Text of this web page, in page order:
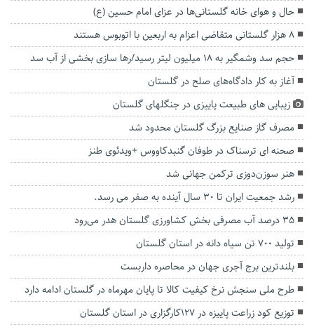
حال و هوای خانه‌ گلستانی‌ها در عزای امام حسین (ع)
۸ هزار گلستانی متقاضی اعزام به اربعین با اتوبوس هستند
حجم سد وشمگیر به ۱۸ میلیون لیتر رسید/رها سازی بخشی از آب سد
آغاز به کار دادگاه‌های صلح در گلستان
زیبایی های طبیعت پاییزی در جنگلهای گلستان
مصرف گاز صنایع بزرگ گلستان محدود شد
صحنه ای ترسناک در طوفان گنبدکاووس +ویدئوی طنز
هنر سوزن‌دوزی ترکمن جهانی شد
رشد جمعیت ایران تا ۳۰ سال آینده به صفر می رسد.
۳۵ درصد آب مصرفی بخش کشاورزی گلستان هدر می‌رود
تولید ۷۰۰ تن سیاه دانه در استان گلستان
بلندترین برج آجری جهان در محاصره داربست
طرح ملی سنجش نرخ کیفیت کالا تا پایان مهرماه در گلستان ادامه دارد
توزیع کود زراعت پاییزه در ۱۲۷کارگزاری در استان گلستان